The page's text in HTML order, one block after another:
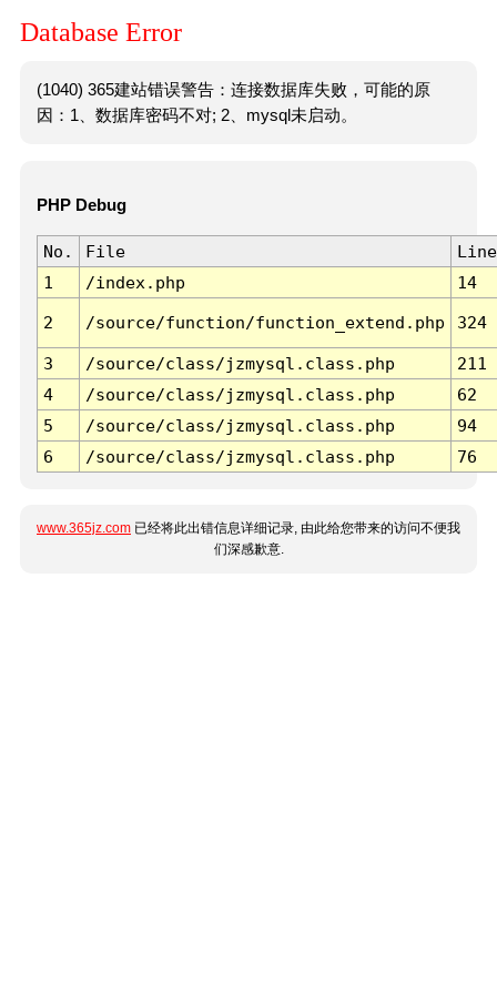
Database Error
(1040) 365建站错误警告：连接数据库失败，可能的原
因：1、数据库密码不对; 2、mysql未启动。
PHP Debug
No. File
Line
1
/index.php 14
2 /source/function/function_extend.php 324
3 /source/class/jzmysql.class.php
211
4
/source/class/jzmysql.class.php
62
5
/source/class/jzmysql.class.php
94
6
/source/class/jzmysql.class.php 76
www.365jz.com 已经将此出错信息详细记录, 由此给您带来的访问不便我
们深感歉意.